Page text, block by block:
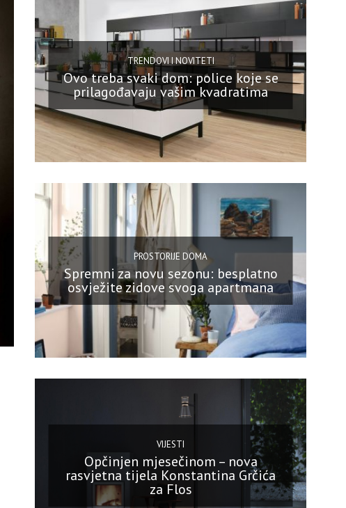
TRENDOVI I NOVITETI
Ovo treba svaki dom: police koje se
prilagođavaju vašim kvadratima
PROSTORIJE DOMA
Spremni za novu sezonu: besplatno
osvježite zidove svoga apartmana
VIJESTI
Opčinjen mjesečinom – nova
rasvjetna tijela Konstantina Grčića
za Flos